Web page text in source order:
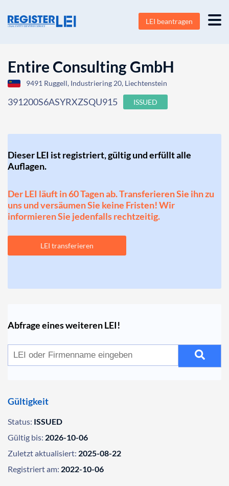
LEI beantragen
Entire Consulting GmbH
9491 Ruggell, Industriering 20, Liechtenstein
391200S6ASYRXZSQU915 ISSUED
Dieser LEI ist registriert, gültig und erfüllt alle
Auflagen.
Der LEI läuft in 60 Tagen ab. Transferieren Sie ihn zu
uns und versäumen Sie keine Fristen! Wir
informieren Sie jedenfalls rechtzeitig.
LEI transferieren
Abfrage eines weiteren LEI!
Gültigkeit
Status: ISSUED
Gültig bis: 2026-10-06
Zuletzt aktualisiert: 2025-08-22
Registriert am: 2022-10-06